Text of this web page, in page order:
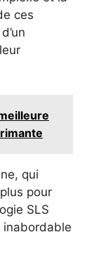
ces
qui
pour
SLS